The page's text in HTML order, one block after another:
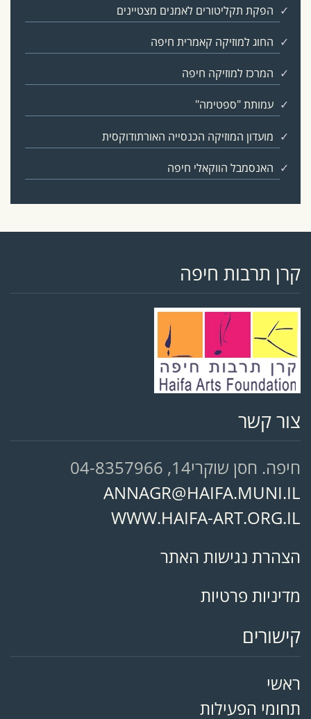
הפקת תקליטורים לאמנים מצטיינים
החוג למוזיקה קאמרית חיפה
המרכז למוזיקה חיפה
עמותת "ספטימה"
מועדון המוזיקה הכנסייה האורתודוקסית
האנסמבל הווקאלי חיפה
קרן תרבות חיפה
צור קשר
חיפה. חסן שוקרי14, 04-8357966
ANNAGR@HAIFA.MUNI.IL
WWW.HAIFA-ART.ORG.IL
הצהרת נגישות האתר
מדיניות פרטיות
קישורים
ראשי
תחומי הפעילות